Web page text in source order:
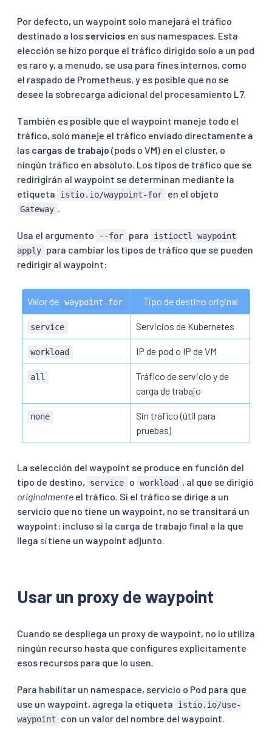
Por defecto, un waypoint solo manejará el tráfico
destinado a los servicios en sus namespaces. Esta
elección se hizo porque el tráfico dirigido solo a un pod
es raro y, a menudo, se usa para fines internos, como
el raspado de Prometheus, y es posible que no se
desee la sobrecarga adicional del procesamiento L7.
También es posible que el waypoint maneje todo el
tráfico, solo maneje el tráfico enviado directamente a
las cargas de trabajo (pods o VM) en el cluster, o
ningún tráfico en absoluto. Los tipos de tráfico que se
redirigirán al waypoint se determinan mediante la
etiqueta
istio.io/waypoint-for en el objeto
Gateway .
Usa el argumento --for para
istioctl waypoint
apply para cambiar los tipos de tráfico que se pueden
redirigir al waypoint:
Valor de waypoint-for Tipo de destino original
service Servicios de Kubernetes
workload IP de pod o IP de VM
all
Tráfico de servicio y de
carga de trabajo
none
Sin tráfico (útil para
pruebas)
La selección del waypoint se produce en función del
tipo de destino,
service o workload , al que se dirigió
originalmente el tráfico. Si el tráfico se dirige a un
servicio que no tiene un waypoint, no se transitará un
waypoint: incluso si la carga de trabajo final a la que
llega sítiene un waypoint adjunto.
Usar un proxy de waypoint
Cuando se despliega un proxy de waypoint, no lo utiliza
ningún recurso hasta que configures explícitamente
esos recursos para que lo usen.
Para habilitar un namespace, servicio o Pod para que
use un waypoint, agrega la etiqueta
istio.io/use-
waypoint
con un valor del nombre del waypoint.